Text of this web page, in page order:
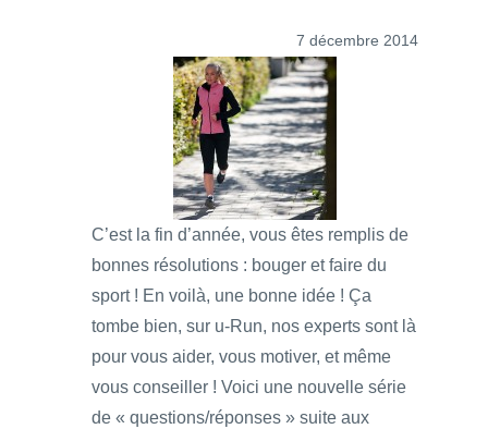
7 décembre 2014
C’est la fin d’année, vous êtes remplis de
bonnes résolutions : bouger et faire du
sport ! En voilà, une bonne idée ! Ça
tombe bien, sur u-Run, nos experts sont là
pour vous aider, vous motiver, et même
vous conseiller ! Voici une nouvelle série
de « questions/réponses » suite aux